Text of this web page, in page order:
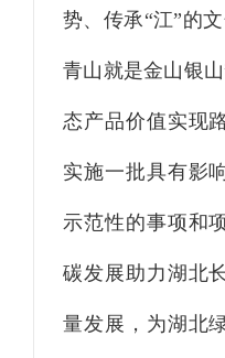
势、传承“江”的
青山就是金山银
态产品价值实现
实施一批具有影
示范性的事项和
碳发展助力湖北
量发展， 为湖北